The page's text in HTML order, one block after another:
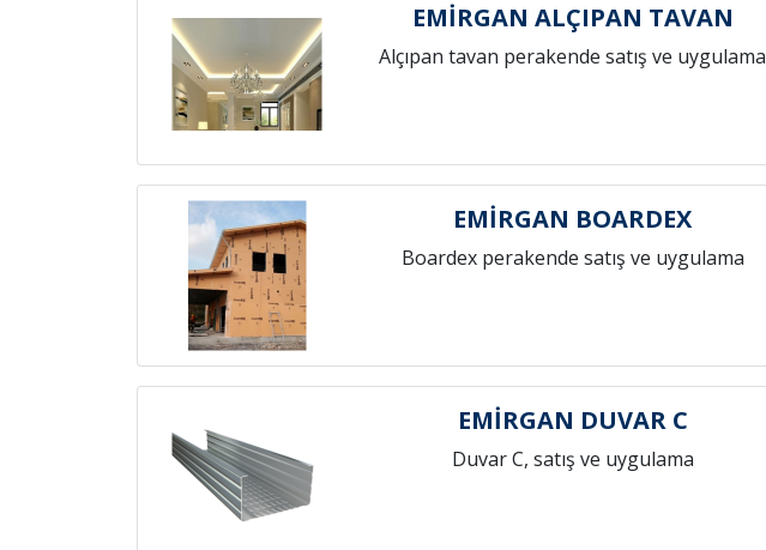
EMİRGAN ALÇIPAN TAVAN
Alçıpan tavan perakende satış ve uygulama
EMİRGAN BOARDEX
Boardex perakende satış ve uygulama
EMİRGAN DUVAR C
Duvar C, satış ve uygulama